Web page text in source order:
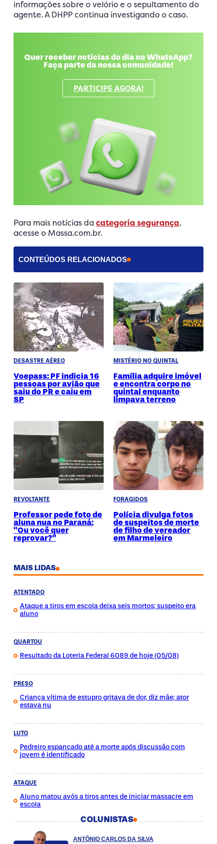
informações sobre o velório e o sepultamento do
agente. A DHPP continua investigando o caso.
Quer receber notícias do dia no WhatsApp?
Faça parte da nossa comunidade!
PARTICIPE AGORA!
Para mais notícias dacategoria segurança,
acesse o Massa.com.br.
CONTEÚDOS RELACIONADOS
DESASTRE AÉREO
Voepass: PF indicia 16
pessoas por avião que
saiu do PR e caiu em
SP
MISTÉRIO NO QUINTAL
Família adquire imóvel
e encontra corpo no
quintal enquanto
limpava terreno
REVOLTANTE
Professor pede foto de
aluna nua no Paraná:
"Ou você quer
reprovar?"
FORAGIDOS
Polícia divulga fotos
de suspeitos de morte
de filho de vereador
em Marmeleiro
MAIS LIDAS
ATENTADO
Ataque a tiros em escola deixa seis mortos; suspeito era
aluno
QUARTOU
Resultado da Loteria Federal 6089 de hoje (05/08)
PRESO
Criança vítima de estupro gritava de dor, diz mãe; ator
estava nu
LUTO
Pedreiro espancado até a morte após discussão com
jovem é identificado
ATAQUE
Aluno matou avós a tiros antes de iniciar massacre em
escola
COLUNISTAS
ANTÔNIO CARLOS DA SILVA